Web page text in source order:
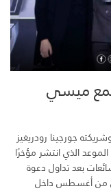
ميسي
جورجينا رودريغيز
الذي انتشر مؤخرًا
بعد تداول دعوة
من أغسطس داخل